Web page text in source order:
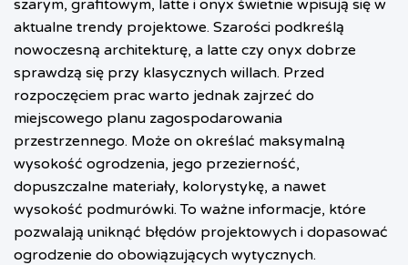
szarym, grafitowym, latte i onyx świetnie wpisują się w
aktualne trendy projektowe. Szarości podkreślą
nowoczesną architekturę, a latte czy onyx dobrze
sprawdzą się przy klasycznych willach. Przed
rozpoczęciem prac warto jednak zajrzeć do
miejscowego planu zagospodarowania
przestrzennego. Może on określać maksymalną
wysokość ogrodzenia, jego przezierność,
dopuszczalne materiały, kolorystykę, a nawet
wysokość podmurówki. To ważne informacje, które
pozwalają uniknąć błędów projektowych i dopasować
ogrodzenie do obowiązujących wytycznych.